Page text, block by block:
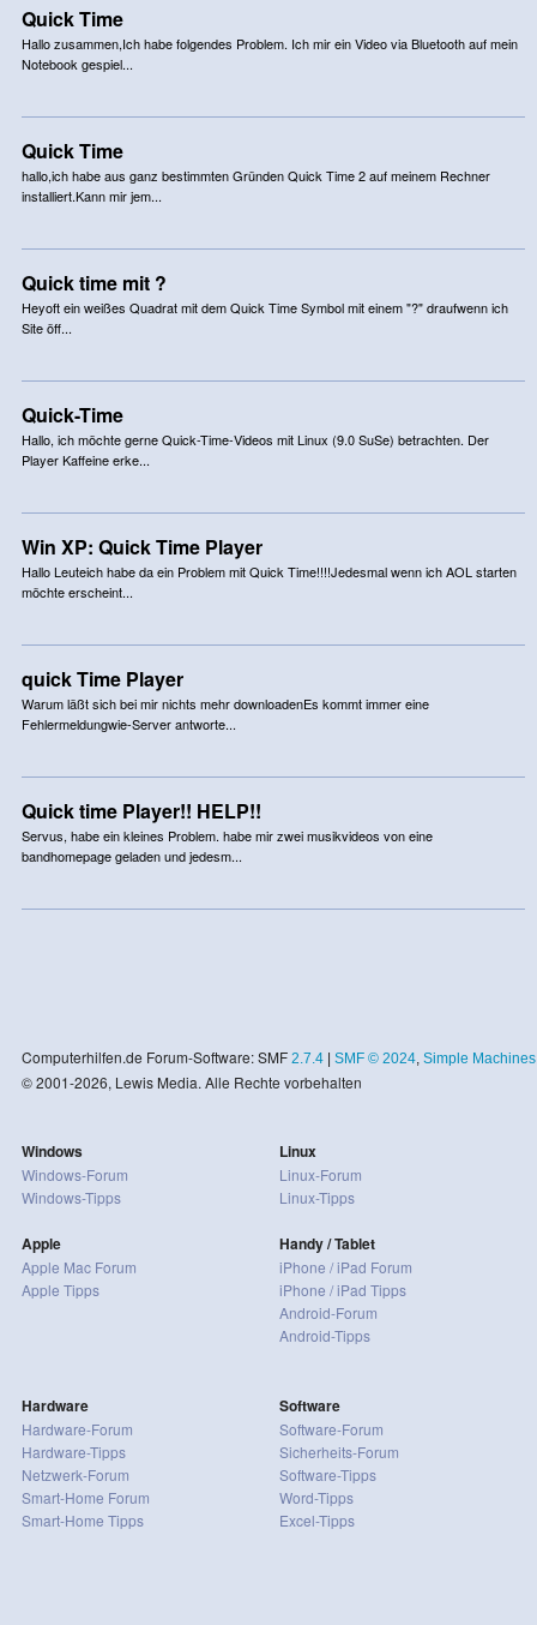
Quick Time
Hallo zusammen,Ich habe folgendes Problem. Ich mir ein Video via Bluetooth auf mein
Notebook gespiel...
Quick Time
hallo,ich habe aus ganz bestimmten Gründen Quick Time 2 auf meinem Rechner
installiert.Kann mir jem...
Quick time mit ?
Heyoft ein weißes Quadrat mit dem Quick Time Symbol mit einem "?" draufwenn ich
Site öff...
Quick-Time
Hallo, ich möchte gerne Quick-Time-Videos mit Linux (9.0 SuSe) betrachten. Der
Player Kaffeine erke...
Win XP: Quick Time Player
Hallo Leuteich habe da ein Problem mit Quick Time!!!!Jedesmal wenn ich AOL starten
möchte erscheint...
quick Time Player
Warum läßt sich bei mir nichts mehr downloadenEs kommt immer eine
Fehlermeldungwie-Server antworte...
Quick time Player!! HELP!!
Servus, habe ein kleines Problem. habe mir zwei musikvideos von eine
bandhomepage geladen und jedesm...
Computerhilfen.de Forum-Software: SMF 2.7.4| SMF © 2024, Simple Machines
© 2001-2026, Lewis Media. Alle Rechte vorbehalten
Windows
Windows-Forum
Windows-Tipps
Apple
Apple Mac Forum
Apple Tipps
Linux
Linux-Forum
Linux-Tipps
Handy / Tablet
iPhone / iPad Forum
iPhone / iPad Tipps
Android-Forum
Android-Tipps
Hardware
Hardware-Forum
Hardware-Tipps
Netzwerk-Forum
Smart-Home Forum
Smart-Home Tipps
Software
Software-Forum
Sicherheits-Forum
Software-Tipps
Word-Tipps
Excel-Tipps